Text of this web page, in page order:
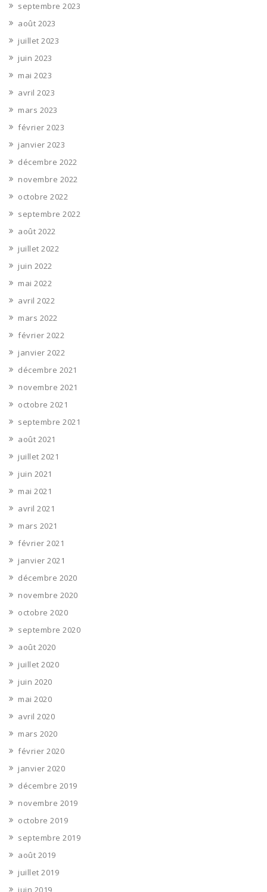
septembre 2023
août 2023
juillet 2023
juin 2023
mai 2023
avril 2023
mars 2023
février 2023
janvier 2023
décembre 2022
novembre 2022
octobre 2022
septembre 2022
août 2022
juillet 2022
juin 2022
mai 2022
avril 2022
mars 2022
février 2022
janvier 2022
décembre 2021
novembre 2021
octobre 2021
septembre 2021
août 2021
juillet 2021
juin 2021
mai 2021
avril 2021
mars 2021
février 2021
janvier 2021
décembre 2020
novembre 2020
octobre 2020
septembre 2020
août 2020
juillet 2020
juin 2020
mai 2020
avril 2020
mars 2020
février 2020
janvier 2020
décembre 2019
novembre 2019
octobre 2019
septembre 2019
août 2019
juillet 2019
juin 2019